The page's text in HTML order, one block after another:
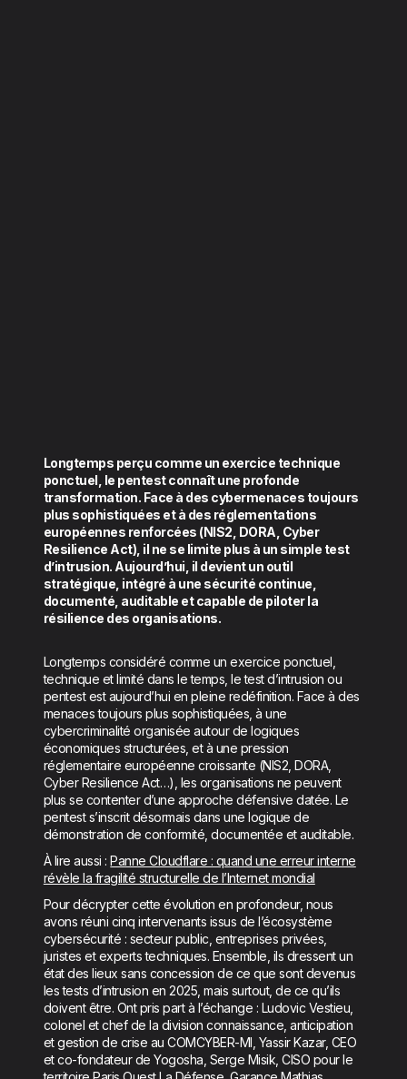
Longtemps perçu comme un exercice technique
ponctuel, le pentest connaît une profonde
transformation. Face à des cybermenaces toujours
plus sophistiquées et à des réglementations
européennes renforcées (NIS2, DORA, Cyber
Resilience Act), il ne se limite plus à un simple test
d’intrusion. Aujourd’hui, il devient un outil
stratégique, intégré à une sécurité continue,
documenté, auditable et capable de piloter la
résilience des organisations.
Longtemps considéré comme un exercice ponctuel,
technique et limité dans le temps, le test d’intrusion ou
pentest est aujourd’hui en pleine redéfinition. Face à des
menaces toujours plus sophistiquées, à une
cybercriminalité organisée autour de logiques
économiques structurées, et à une pression
réglementaire européenne croissante (NIS2, DORA,
Cyber Resilience Act…), les organisations ne peuvent
plus se contenter d’une approche défensive datée. Le
pentest s’inscrit désormais dans une logique de
démonstration de conformité, documentée et auditable.
À lire aussi :Panne Cloudflare : quand une erreur interne
révèle la fragilité structurelle de l’Internet mondial
Pour décrypter cette évolution en profondeur, nous
avons réuni cinq intervenants issus de l’écosystème
cybersécurité : secteur public, entreprises privées,
juristes et experts techniques. Ensemble, ils dressent un
état des lieux sans concession de ce que sont devenus
les tests d’intrusion en 2025, mais surtout, de ce qu’ils
doivent être. Ont pris part à l’échange : Ludovic Vestieu,
colonel et chef de la division connaissance, anticipation
et gestion de crise au COMCYBER-MI, Yassir Kazar, CEO
et co-fondateur de Yogosha, Serge Misik, CISO pour le